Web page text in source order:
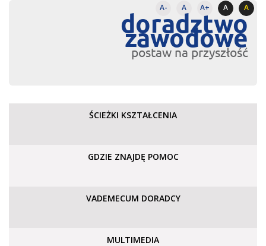
A- A A+ A A
doradztwo
zawodowe
postaw na przyszłość
ŚCIEŻKI KSZTAŁCENIA
GDZIE ZNAJDĘ POMOC
VADEMECUM DORADCY
MULTIMEDIA